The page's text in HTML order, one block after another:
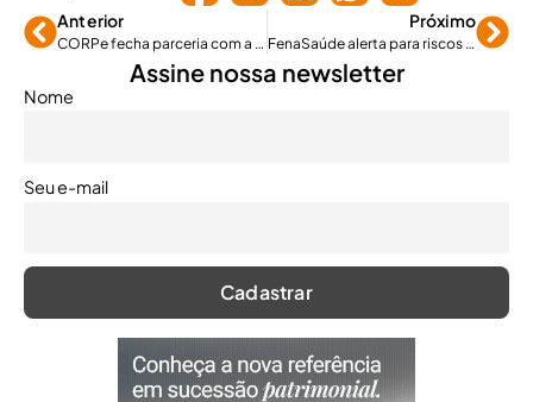
Anterior
CORPe fecha parceria com a operadora Humana Saúde
Próximo
FenaSaúde alerta para riscos do reembolso assistido
Assine nossa newsletter
Nome
Seu e-mail